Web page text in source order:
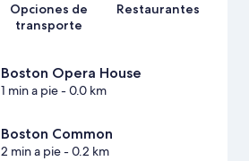
Opciones de
transporte
Restaurantes
Boston Opera House
1 min a pie- 0.0 km
Boston Common
2 min a pie- 0.2 km